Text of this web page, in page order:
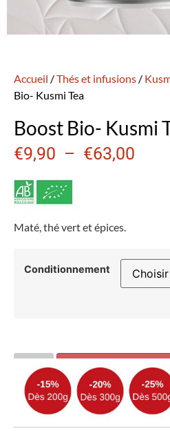
Accueil /Thés et infusions /
Bio- Kusmi Tea
Boost Bio- Kusmi
€9,90 – €63,00
Maté, thé vert et épices.
Conditionnement
AJOUTER AU PANIER